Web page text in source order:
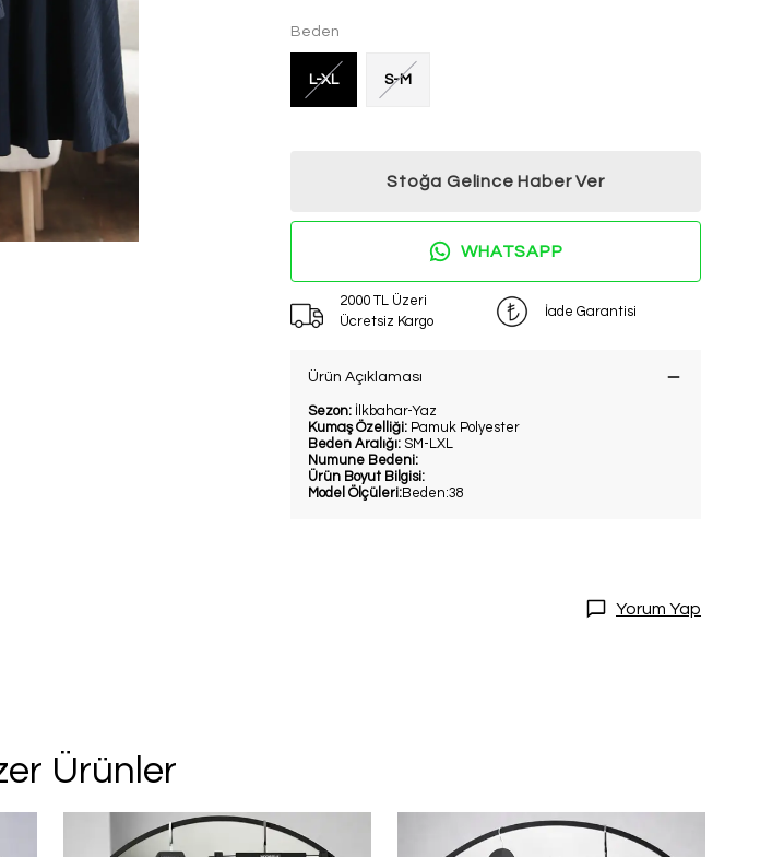
Beden
L-XL S-M
Stoğa Gelince Haber Ver
WHATSAPP
2000 TL Üzeri
Ücretsiz Kargo
İade Garantisi
Ürün Açıklaması
Sezon: İlkbahar-Yaz
Kumaş Özelliği: Pamuk Polyester
Beden Aralığı: SM-LXL
Numune Bedeni:
Ürün Boyut Bilgisi:
Model Ölçüleri:Beden:38
Yorum Yap
Ürünler%20 İNDİRİM
2. Üründe Net %20 İndirim!